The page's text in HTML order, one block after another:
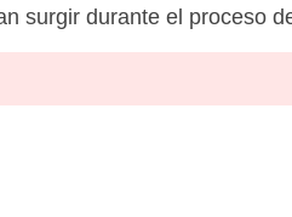
surgir durante el proceso